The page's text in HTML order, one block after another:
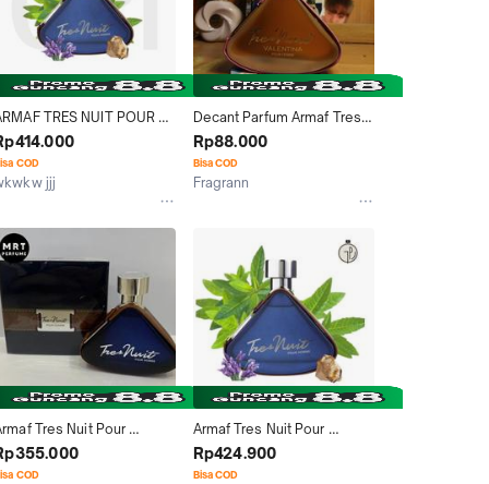
TRES NUIT POUR
EDT MAN 100 ML
COD
jjj
Decant Parfum Armaf Tres
Nuit Valentina Pour Femme
EDP
Rp88.000
Bisa COD
Fragrann
Tres Nuit Pour
Edp 100ml
COD
Armaf Tres Nuit Pour
Homme EDT Man 100 ml
Rp424.900
Bisa COD